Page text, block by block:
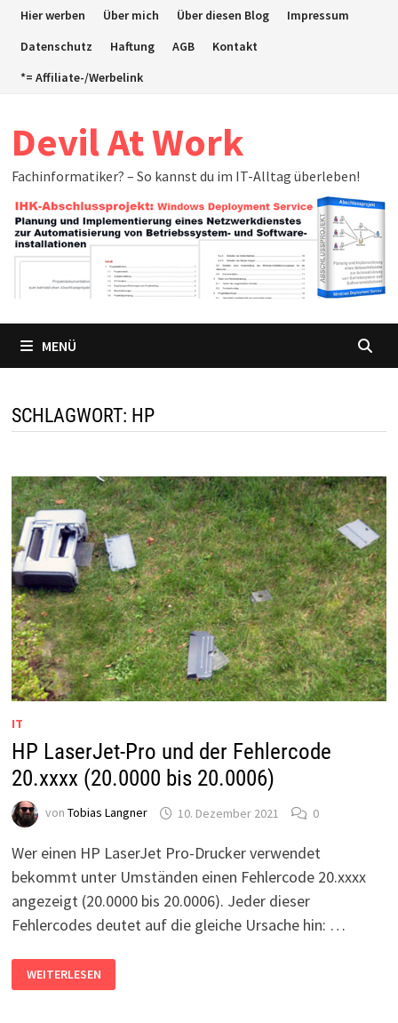
ZumHier werben Über mich Über diesen Blog
Impressum
Datenschutz
Haftung AGB
Kontakt
*= Affiliate-/Werbelink
Devil At Work
Fachinformatiker? – So kannst du im IT-Alltag überleben!
MENÜ
SCHLAGWORT: HP
IT
HP LaserJet-Pro und der Fehlercode
20.xxxx (20.0000 bis 20.0006)
von Tobias Langner 10. Dezember 2021 0
Wer einen HP LaserJet Pro-Drucker verwendet
bekommt unter Umständen einen Fehlercode 20.xxxx
angezeigt (20.0000 bis 20.0006). Jeder dieser
Fehlercodes deutet auf die gleiche Ursache hin: …
LASERJET-
PRO
WEITERLESEN